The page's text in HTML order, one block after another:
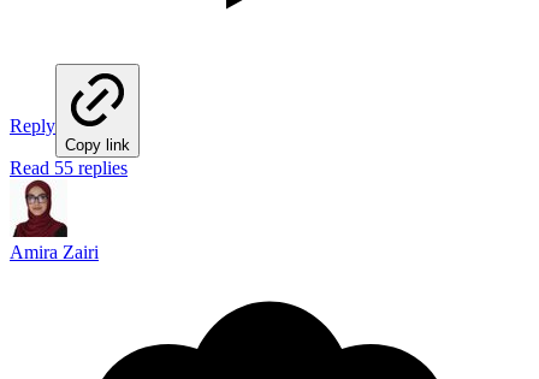
Reply
Copy link
Read 55 replies
Amira Zairi